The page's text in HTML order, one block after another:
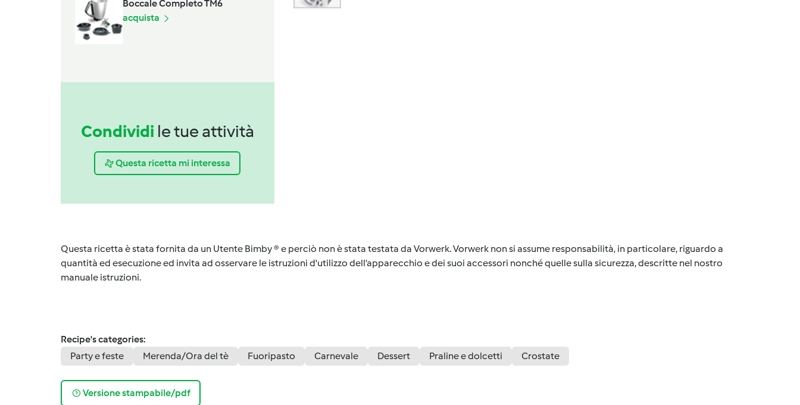
Boccale Completo TM6
acquista
Condividi le tue attività
Questa ricetta mi interessa
Questa ricetta è stata fornita da un Utente Bimby ® e perciò non è stata testata da Vorwerk. Vorwerk non si assume responsabilità, in particolare, riguardo a
quantità ed esecuzione ed invita ad osservare le istruzioni d'utilizzo dell’apparecchio e dei suoi accessori nonché quelle sulla sicurezza, descritte nel nostro
manuale istruzioni.
Recipe's categories:
Party e feste
Merenda/Ora del tè Fuoripasto Carnevale Dessert Praline e dolcetti Crostate
Versione stampabile/pdf